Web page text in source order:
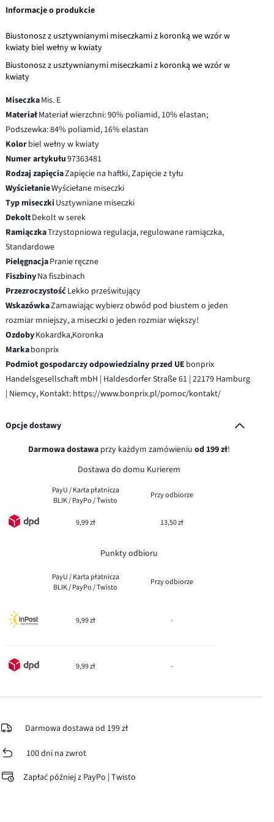
Informacje o produkcie
Biustonosz z usztywnianymi miseczkami z koronką we wzór w
kwiaty biel wełny w kwiaty
Biustonosz z usztywnianymi miseczkami z koronką we wzór w
kwiaty
MiseczkaMis. E
MateriałMateriał wierzchni: 90% poliamid, 10% elastan;
Podszewka: 84% poliamid, 16% elastan
Kolorbiel wełny w kwiaty
Numer artykułu97363481
Rodzaj zapięciaZapięcie na haftki, Zapięcie z tyłu
WyściełanieWyściełane miseczki
Typ miseczki Usztywniane miseczki
DekoltDekolt w serek
RamiączkaTrzystopniowa regulacja, regulowane ramiączka,
Standardowe
PielęgnacjaPranie ręczne
FiszbinyNa fiszbinach
PrzezroczystośćLekko prześwitujący
WskazówkaZamawiając wybierz obwód pod biustem o jeden
rozmiar mniejszy, a miseczki o jeden rozmiar większy!
OzdobyKokardka,Koronka
Markabonprix
Podmiot gospodarczy odpowiedzialny przed UE bonprix
Handelsgesellschaft mbH | Haldesdorfer Straße 61 | 22179 Hamburg
| Niemcy, Kontakt: https://www.bonprix.pl/pomoc/kontakt/
Opcje dostawy
Darmowa dostawaprzy każdym zamówieniu od 199 zł!
Dostawa do domu Kurierem
PayU / Karta płatnicza
BLIK / PayPo / Twisto
Przy odbiorze
9,99 zł 13,50 zł
Punkty odbioru
PayU / Karta płatnicza
BLIK / PayPo / Twisto
Przy odbiorze
9,99 zł -
9,99 zł -
Darmowa dostawa od 199 zł
100 dni na zwrot
Zapłać później z PayPo | Twisto